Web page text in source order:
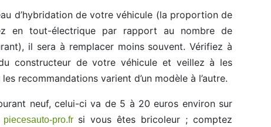
d’hybridation de votre véhicule (la proportion de
en tout-électrique par rapport au nombre de
il sera à remplacer moins souvent. Vérifiez à
constructeur de votre véhicule et veillez à les
recommandations varient d’un modèle à l’autre.
neuf, celui-ci va de 5 à 20 euros environ sur
piecesauto-pro.frsi vous êtes bricoleur ; comptez